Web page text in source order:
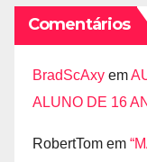
Comentários
BradScAxy em
ALUNO DE 16
RobertTom em